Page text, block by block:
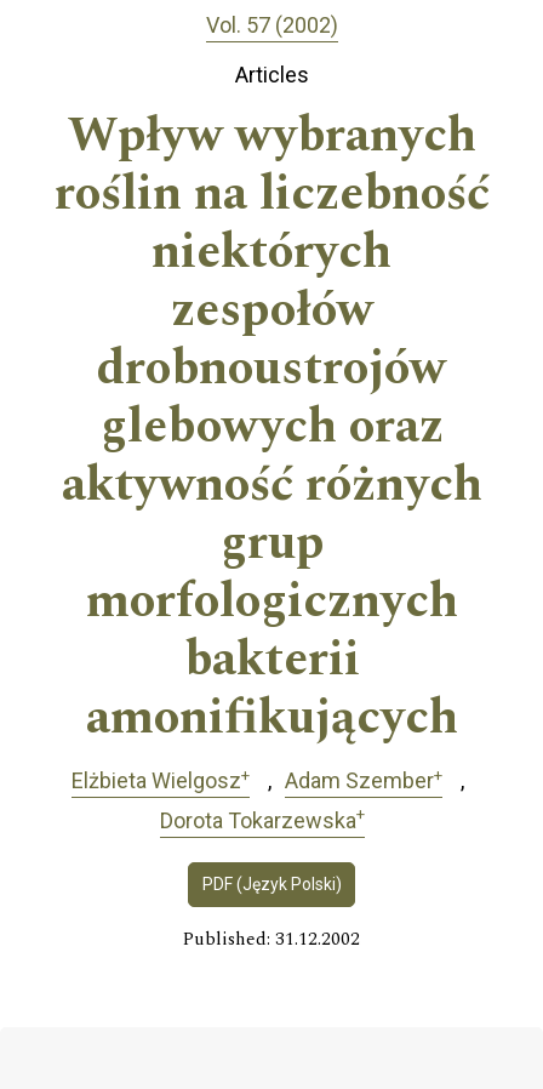
Vol. 57 (2002)
Articles
Wpływ wybranych
roślin na liczebność
niektórych
zespołów
drobnoustrojów
glebowych oraz
aktywność różnych
grup
morfologicznych
bakterii
amonifikujących
Elżbieta Wielgosz+ Adam Szember+
Dorota Tokarzewska+
PDF (Język Polski)
Published: 31.12.2002